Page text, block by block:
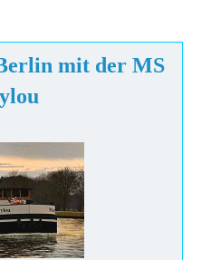
mit der MS